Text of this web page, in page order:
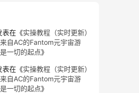
表在《实操教程（实时更新）
来自AC的Fantom元宇宙游
一切的起点》
表在《实操教程（实时更新）
来自AC的Fantom元宇宙游
一切的起点》